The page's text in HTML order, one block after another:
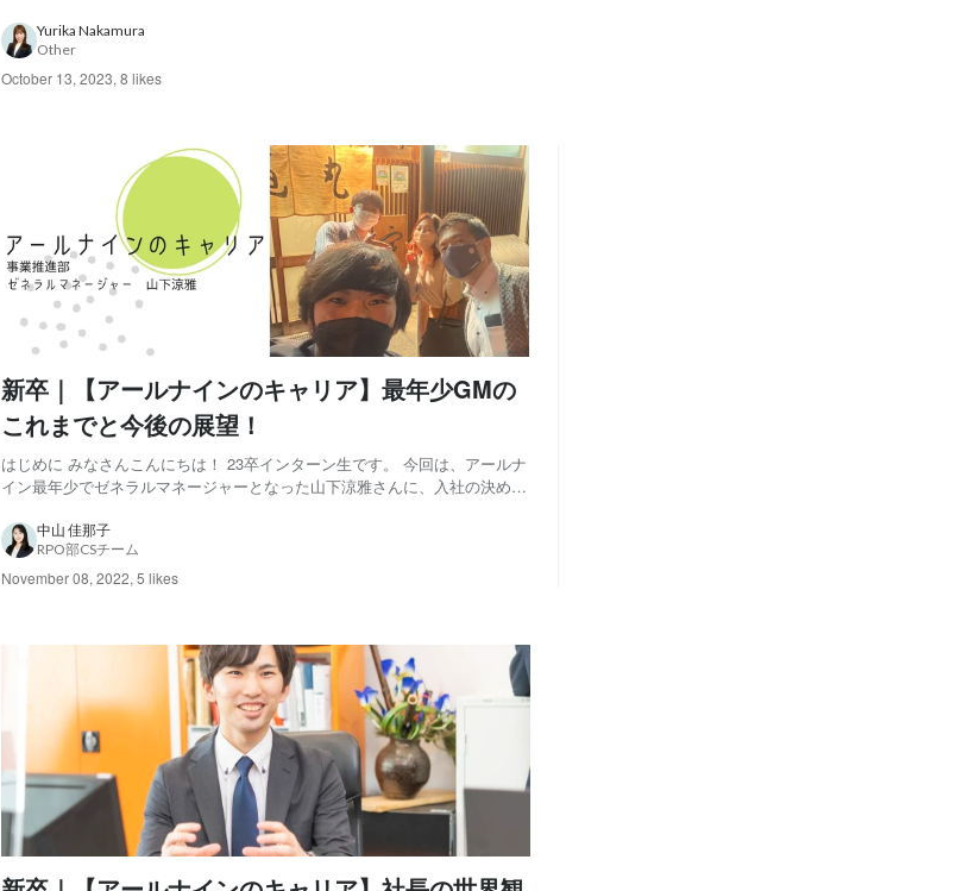
を対象にしており、本記事はそのうちの総合職編です。 「総合職の1年目っ
てどんなスケジュールで1日を過ご...
Yurika Nakamura
Other
October 13, 2023, 8 likes
新卒｜【アールナインのキャリア】最年少GMの
これまでと今後の展望！
はじめに みなさんこんにちは！ 23卒インターン生です。 今回は、アールナ
イン最年少でゼネラルマネージャーとなった山下涼雅さんに、入社の決め手
ど、2018年に新卒1期生として入社した山下さんのキャリアを中心にお話を
聞かせていただきました！（※現在...
中山 佳那子
RPO部CSチーム
November 08, 2022, 5 likes